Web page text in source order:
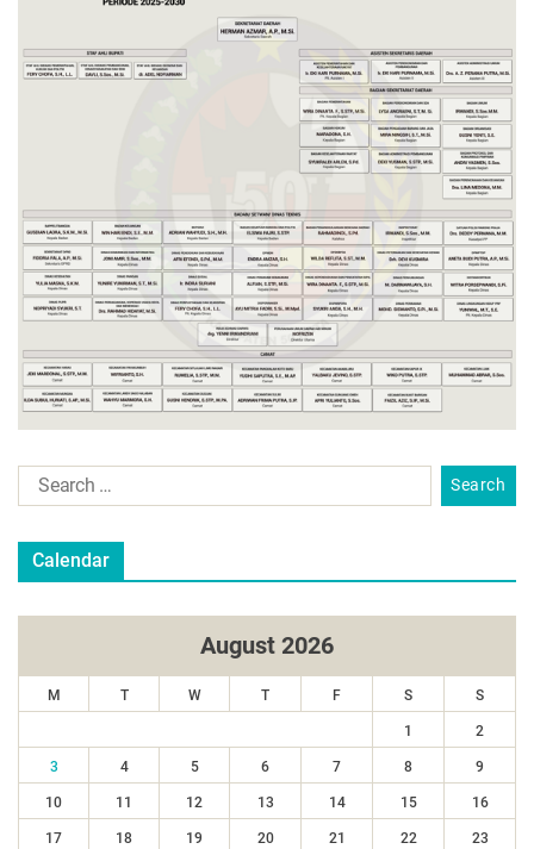
Calendar
August 2026
M T W T F S S
1 2
3 4 5 6 7 8 9
10 11 12 13 14 15 16
17 18 19 20 21 22 23